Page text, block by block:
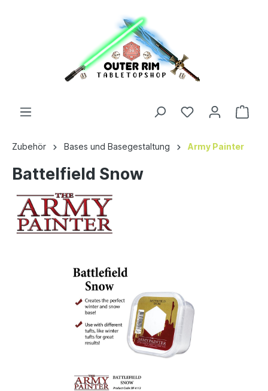
Zubehör Bases und Basegestaltung Army Painter
Battelfield Snow